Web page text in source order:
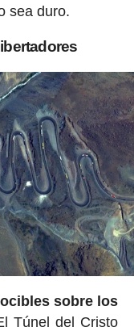
sea duro.
sobre los
Túnel del Cristo